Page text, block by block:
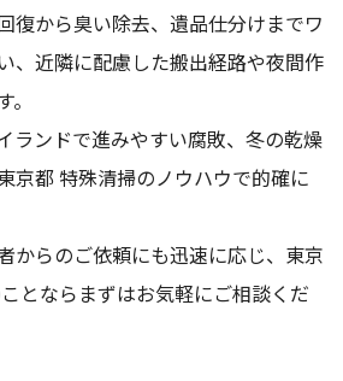
復から臭い除去、遺品仕分けまでワ
、近隣に配慮した搬出経路や夜間作
ランドで進みやすい腐敗、冬の乾燥
京都 特殊清掃のノウハウで的確に
からのご依頼にも迅速に応じ、東京
とならまずはお気軽にご相談くだ